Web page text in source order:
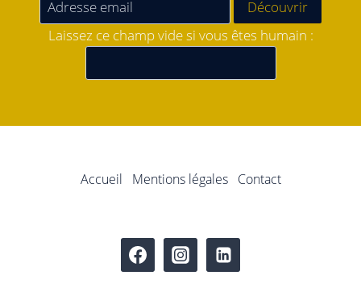
Laissez ce champ vide si vous êtes humain :
Accueil Mentions légales Contact